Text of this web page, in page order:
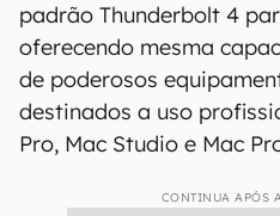
padrão Thunderbolt 4
oferecendo mesma
de poderosos
destinados a uso
Pro, Mac Studio e Mac
CONTINUA APÓS